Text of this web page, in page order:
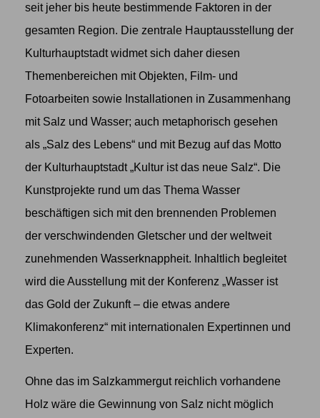
seit jeher bis heute bestimmende Faktoren in der
gesamten Region. Die zentrale Hauptausstellung der
Kulturhauptstadt widmet sich daher diesen
Themenbereichen mit Objekten, Film- und
Fotoarbeiten sowie Installationen in Zusammenhang
mit Salz und Wasser; auch metaphorisch gesehen
als „Salz des Lebens“ und mit Bezug auf das Motto
der Kulturhauptstadt „Kultur ist das neue Salz“. Die
Kunstprojekte rund um das Thema Wasser
beschäftigen sich mit den brennenden Problemen
der verschwindenden Gletscher und der weltweit
zunehmenden Wasserknappheit. Inhaltlich begleitet
wird die Ausstellung mit der Konferenz „Wasser ist
das Gold der Zukunft – die etwas andere
Klimakonferenz“ mit internationalen Expertinnen und
Experten.
Ohne das im Salzkammergut reichlich vorhandene
Holz wäre die Gewinnung von Salz nicht möglich